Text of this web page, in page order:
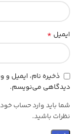
ایمیل *
ذخیره نام، ایمیل و
دیدگاهی می‌نویسم.
شما باید وارد حساب
نظرات باشید.